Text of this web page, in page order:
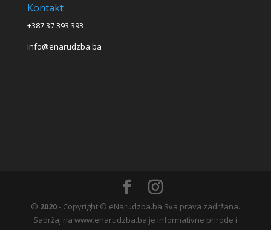
Kontakt
+387 37 393 393
info@enarudzba.ba
© 2020- Copyright © eNarudzba.ba Sva prava zadržana.
Sadržaj na www.enarudzba.ba je informativne prirode i